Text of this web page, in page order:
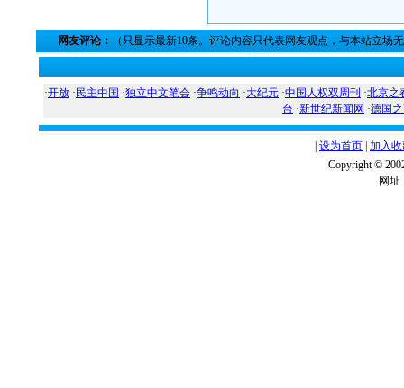
网友评论： （只显示最新10条。评论内容只代表网友观点，与本站立场
·开放 · 民主中国 ·独立中文笔会 ·争鸣动向 ·大纪元 ·中国人权双周刊 ·北京之
台 ·新世纪新闻网 ·德国
设为首页 加入
Copyright ©
网址